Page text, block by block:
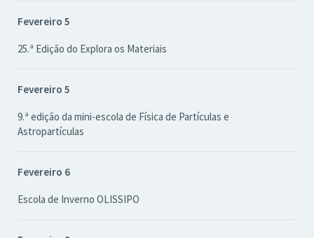
Fevereiro 5
25.ª Edição do Explora os Materiais
Fevereiro 5
9.ª edição da mini-escola de Física de Partículas e
Astropartículas
Fevereiro 6
Escola de Inverno OLISSIPO